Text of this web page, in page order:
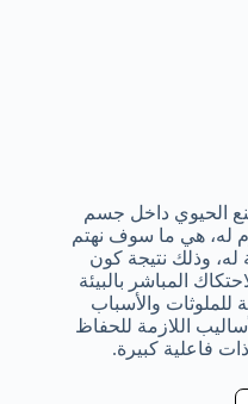
الحيوي داخل جسم
له، هي ما سوف نهتم
له، وذلك نتيجة كون
المباشر بالبيئة
للملوثات والأسباب
اللازمة للحفاظ
فاعلية كبيرة.